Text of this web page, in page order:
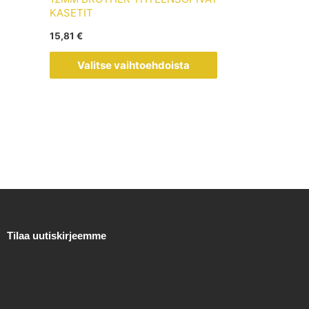
KASETIT
15,81 €
Valitse vaihtoehdoista
tuotteen
Tilaa uutiskirjeemme